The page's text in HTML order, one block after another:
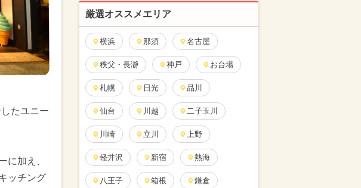
たユニー
に加え、
ッチング
厳選オススメエリア
横浜 那須 名古屋
秩父・長瀞 神戸 お台場
札幌 日光 品川
仙台 川越 二子玉川
川崎 立川 上野
軽井沢 新宿 熱海
八王子 箱根 鎌倉